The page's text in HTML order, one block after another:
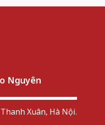
Nguyên
Xuân, Hà Nội.